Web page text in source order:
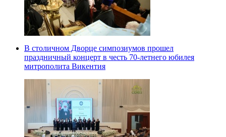
В столичном Дворце симпозиумов прошел
праздничный концерт в честь 70-летнего юбилея
митрополита Викентия